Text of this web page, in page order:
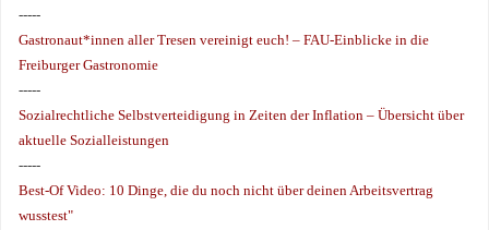
-----
Gastronaut*innen aller Tresen vereinigt euch! – FAU-Einblicke in die
Freiburger Gastronomie
-----
Sozialrechtliche Selbstverteidigung in Zeiten der Inflation – Übersicht über
aktuelle Sozialleistungen
-----
Best-Of Video: 10 Dinge, die du noch nicht über deinen Arbeitsvertrag
wusstest"